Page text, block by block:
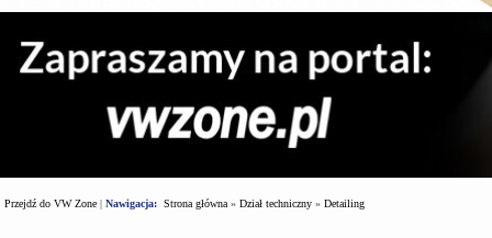
Przejdź do VW Zone | Nawigacja: Strona główna » Dział techniczny » Detailing